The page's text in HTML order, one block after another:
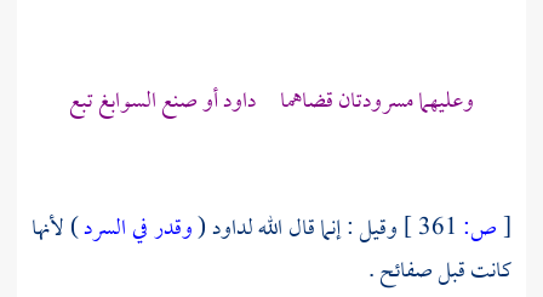
وعليهما مسرودتان قضاهما داود أو صنع السوابغ تبع
[ص: وقيل : إنما قال الله لداود (وقدر في السرد) لأنها
كانت قبل صفائح .